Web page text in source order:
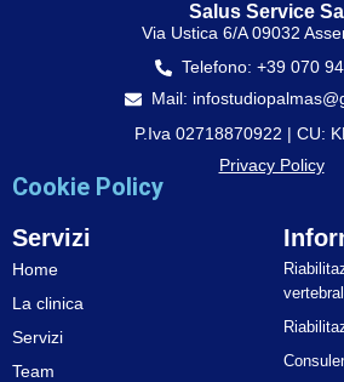
Salus Service
Via Ustica 6/A 09032
Telefono: +39 070
Mail:
P.Iva 02718870922 | CU:
Privacy Policy
Cookie Policy
Servizi
Home
La clinica
Servizi
Team